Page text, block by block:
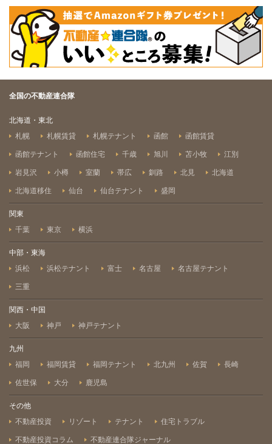
全国の不動産連合隊
北海道・東北
札幌
札幌賃貸 札幌テナント 函館 函館賃貸
函館テナント 函館住宅 千歳 旭川 苫小牧 江別
岩見沢 小樽 室蘭 帯広 釧路 北見 北海道
北海道移住 仙台 仙台テナント 盛岡
関東
千葉
東京 横浜
中部・東海
浜松
浜松テナント 富士 名古屋 名古屋テナント
三重
関西・中国
大阪
神戸 神戸テナント
九州
福岡
福岡賃貸 福岡テナント 北九州 佐賀 長崎
佐世保 大分 鹿児島
その他
不動産投資
リゾート テナント 住宅トラブル
不動産投資コラム 不動産連合隊ジャーナル